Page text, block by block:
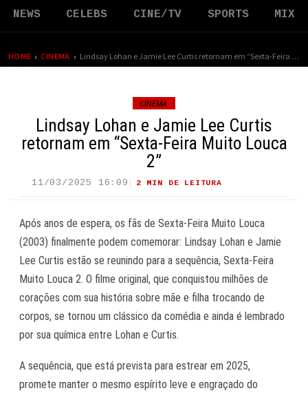
NEWS CELEBS CINE/TV SPORTS MIX
HOME › CINEMA › Lindsay Lohan e Jamie Lee Curtis retornam em “Sexta-Feira Muito Louca 2”
CINEMA
Lindsay Lohan e Jamie Lee Curtis
retornam em “Sexta-Feira Muito Louca
2”
11/03/2025 16:09 2 MIN DE LEITURA
Após anos de espera, os fãs de Sexta-Feira Muito Louca
(2003) finalmente podem comemorar: Lindsay Lohan e Jamie
Lee Curtis estão se reunindo para a sequência, Sexta-Feira
Muito Louca 2. O filme original, que conquistou milhões de
corações com sua história sobre mãe e filha trocando de
corpos, se tornou um clássico da comédia e ainda é lembrado
por sua química entre Lohan e Curtis.
A sequência, que está prevista para estrear em 2025,
promete manter o mesmo espírito leve e engraçado do